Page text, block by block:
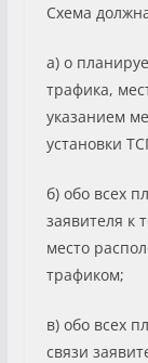
Схема
а) о
трафика,
указанием
установки
б) обо всех
заявителя к
место
трафиком;
в) обо всех
связи